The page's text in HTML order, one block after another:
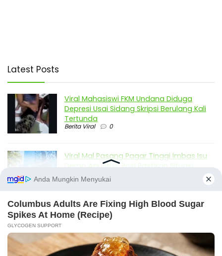
Latest Posts
Viral Mahasiswi FKM Undana Diduga
Depresi Usai Sidang Skripsi Berulang Kali
Tertunda
Berita Viral 0
Viral Mal Pasang Pagar Tinggi Imbas Isu
Demo Agustus, Polri Pastikan Situasi
Aman dan Tingkatkan Intelijen serta
Patroli Siber
Demo Besar, Mabes TNI Beri Penjelasan
Berita Viral 2